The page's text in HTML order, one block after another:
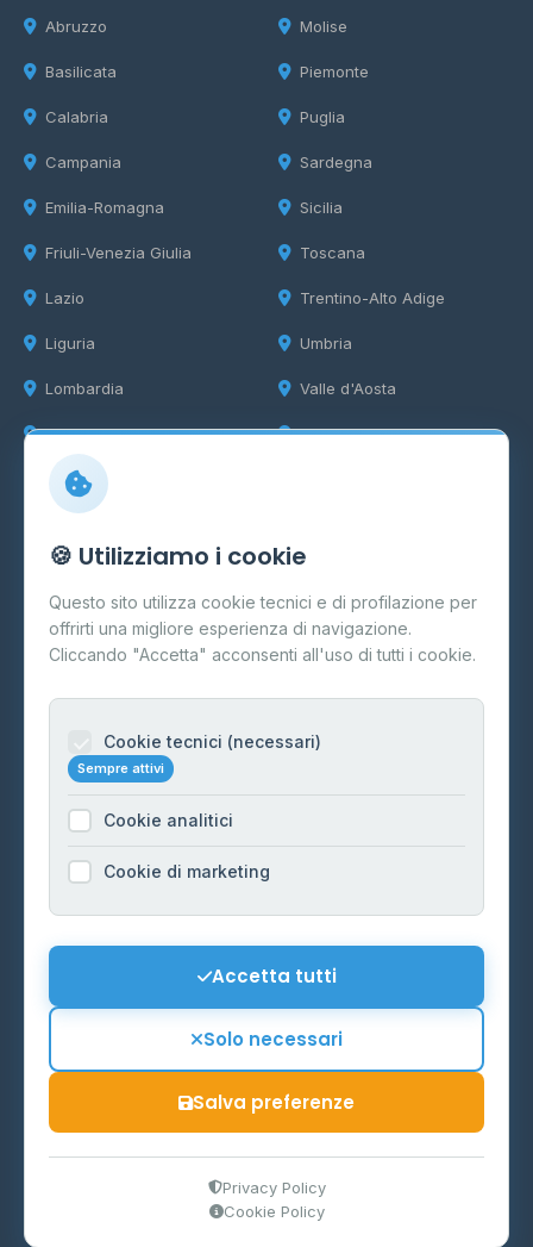
Abruzzo
Basilicata
Calabria
Campania
Emilia-Romagna
Friuli-Venezia Giulia
Lazio
Liguria
Lombardia
Marche
Molise
Piemonte
Puglia
Sardegna
Sicilia
Toscana
Trentino-Alto Adige
Umbria
Valle d'Aosta
Veneto
Info
Cos'è il GPL
FAQ
Contatti
Informazioni legali
Cookie Policy
Preferenze Cookie
Mappa del sito
P.IVA 03859300364
Ministero delle Imprese e del Made in Italy
🍪 Utilizziamo i cookie
Questo sito utilizza cookie tecnici e di profilazione per
offrirti una migliore esperienza di navigazione.
Cliccando "Accetta" acconsenti all'uso di tutti i cookie.
Cookie tecnici (necessari)
Sempre attivi
Cookie analitici
Cookie di marketing
Accetta tutti
Solo necessari
Salva preferenze
Privacy Policy
Cookie Policy